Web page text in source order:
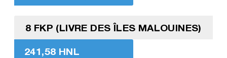
8 FKP (LIVRE DES ÎLES MALOUINES)
241,58 HNL